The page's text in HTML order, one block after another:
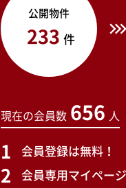
公開物件
233 件
現在の会員数 656 人
会員登録は無料！
会員専用マイペー